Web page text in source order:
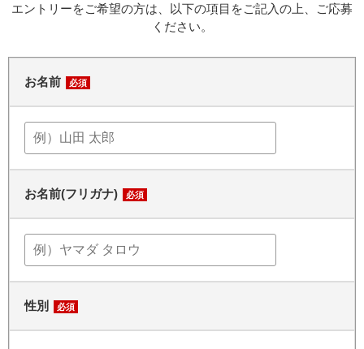
エントリーをご希望の方は、以下の項目をご記入の上、ご応募
ください。
お名前 必須
お名前(フリガナ) 必須
性別 必須